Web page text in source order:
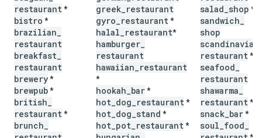
restaurant*
bistro *
brazilian
restaurant
breakfast
restaurant
brewery*
brewpub*
british
restaurant*
brunch
greek restaurant
gyro restaurant*
halal restaurant*
hamburger
restaurant
hawaiian restaurant
*
hookah bar*
hot dog restaurant*
hot dog stand *
hot pot restaurant*
salad shop *
sandwich
shop
scandinavian
restaurant*
seafood
restaurant
shawarma
restaurant*
snack bar*
soul food